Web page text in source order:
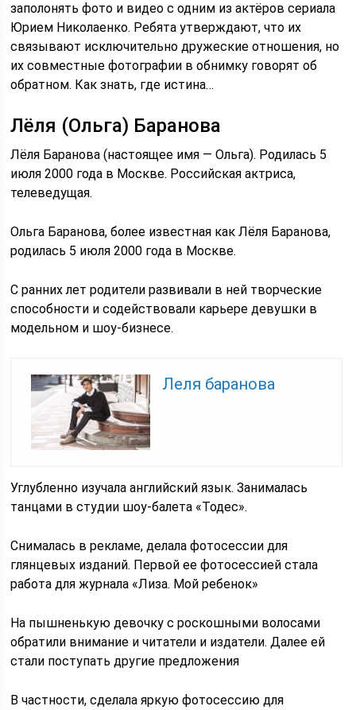
заполонять фото и видео с одним из актёров сериала
Юрием Николаенко. Ребята утверждают, что их
связывают исключительно дружеские отношения, но
их совместные фотографии в обнимку говорят об
обратном. Как знать, где истина…
Лёля (Ольга) Баранова
Лёля Баранова (настоящее имя — Ольга). Родилась 5
июля 2000 года в Москве. Российская актриса,
телеведущая.
Ольга Баранова, более известная как Лёля Баранова,
родилась 5 июля 2000 года в Москве.
С ранних лет родители развивали в ней творческие
способности и содействовали карьере девушки в
модельном и шоу-бизнесе.
Леля баранова
Углубленно изучала английский язык. Занималась
танцами в студии шоу-балета «Тодес».
Снималась в рекламе, делала фотосессии для
глянцевых изданий. Первой ее фотосессией стала
работа для журнала «Лиза. Мой ребенок»
На пышненькую девочку с роскошными волосами
обратили внимание и читатели и издатели. Далее ей
стали поступать другие предложения
В частности, сделала яркую фотосессию для